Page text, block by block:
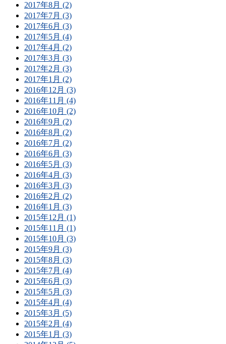
2017年8月 (2)
2017年7月 (3)
2017年6月 (3)
2017年5月 (4)
2017年4月 (2)
2017年3月 (3)
2017年2月 (3)
2017年1月 (2)
2016年12月 (3)
2016年11月 (4)
2016年10月 (2)
2016年9月 (2)
2016年8月 (2)
2016年7月 (2)
2016年6月 (3)
2016年5月 (3)
2016年4月 (3)
2016年3月 (3)
2016年2月 (2)
2016年1月 (3)
2015年12月 (1)
2015年11月 (1)
2015年10月 (3)
2015年9月 (3)
2015年8月 (3)
2015年7月 (4)
2015年6月 (3)
2015年5月 (3)
2015年4月 (4)
2015年3月 (5)
2015年2月 (4)
2015年1月 (3)